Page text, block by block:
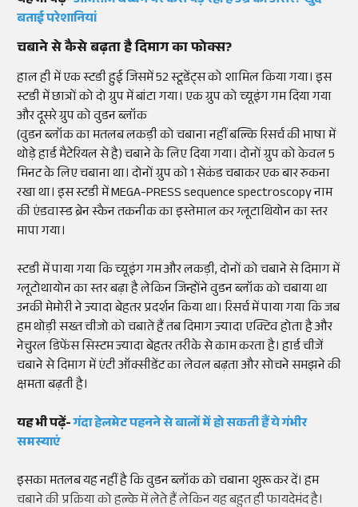
बताई परेशानियां
चबाने से कैसे बढ़ता है दिमाग का फोक्स?
हाल ही में एक स्टडी हुई जिसमें 52 स्टूडेंट्स को शामिल किया गया।इस
स्टडीमें छात्रों को दो ग्रुप में बांटा गया। एक ग्रुप कोच्यूइंगगम दिया गया
और दूसरे ग्रुप को वुडन ब्लॉक
(वुडनब्लॉकका मतलब लकड़ी को चबाना नहीं बल्किरिसर्चकी भाषा में
थोड़ेहार्डमैटेरियलसे है)चबाने के लिए दिया गया। दोनों ग्रुप को केवल 5
मिनट के लिए चबाना था। दोनों ग्रुप को 1सेकंडचबाकर एक बार रुकना
रखा था। इसस्टडीमेंMEGA-PRESS sequence spectroscopyनाम
कीएंडवास्डब्रेनस्कैन तकनीक का इस्तेमाल करग्लूटाथियोनका स्तर
मापा गया।
स्टडी में पाया गया किच्यूइंगगम और लकड़ी, दोनों को चबाने से दिमाग में
ग्लूटोथायोनका स्तर बढ़ा है लेकिन जिन्होंनेवुडनब्लॉकको चबाया था
उनकीमेमोरीने ज्यादा बेहतर प्रदर्शन किया था।रिसर्चमें पाया गया कि जब
हम थोड़ी सख्तचीजोको चबाते हैं तब दिमाग ज्यादाएक्टिवहोता है और
नेचुरलडिफेंससिस्टमज्यादा बेहतर तरीके से काम करता है।हार्डचीजें
चबाने से दिमाग मेंएंटीऑक्सीडेंटकालेवलबढ़ता और सोचने समझने की
क्षमता बढ़ती है।
यह भी पढ़ें-गंदाहेलमेटपहनने से बालों में हो सकती हैं ये गंभीर
समस्याएं
इसका मतलब यह नहीं है किवुडनब्लॉकको चबाना शुरू कर दें। हम
चबाने की प्रक्रिया को हल्के में लेते हैं लेकिन यह बहुत ही फायदेमंद है।